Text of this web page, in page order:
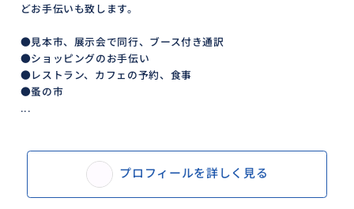
どお手伝いも致します。
●見本市、展示会で同行、ブース付き通訳
●ショッピングのお手伝い
●レストラン、カフェの予約、食事
●蚤の市
...
プロフィールを詳しく見る